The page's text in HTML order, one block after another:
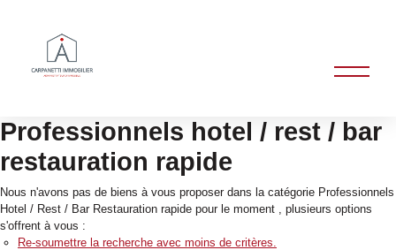
Professionnels hotel / rest / bar
restauration rapide
Nous n'avons pas de biens à vous proposer dans la catégorie Professionnels
Hotel / Rest / Bar Restauration rapide pour le moment , plusieurs options
s'offrent à vous :
Re-soumettre la recherche avec moins de critères.